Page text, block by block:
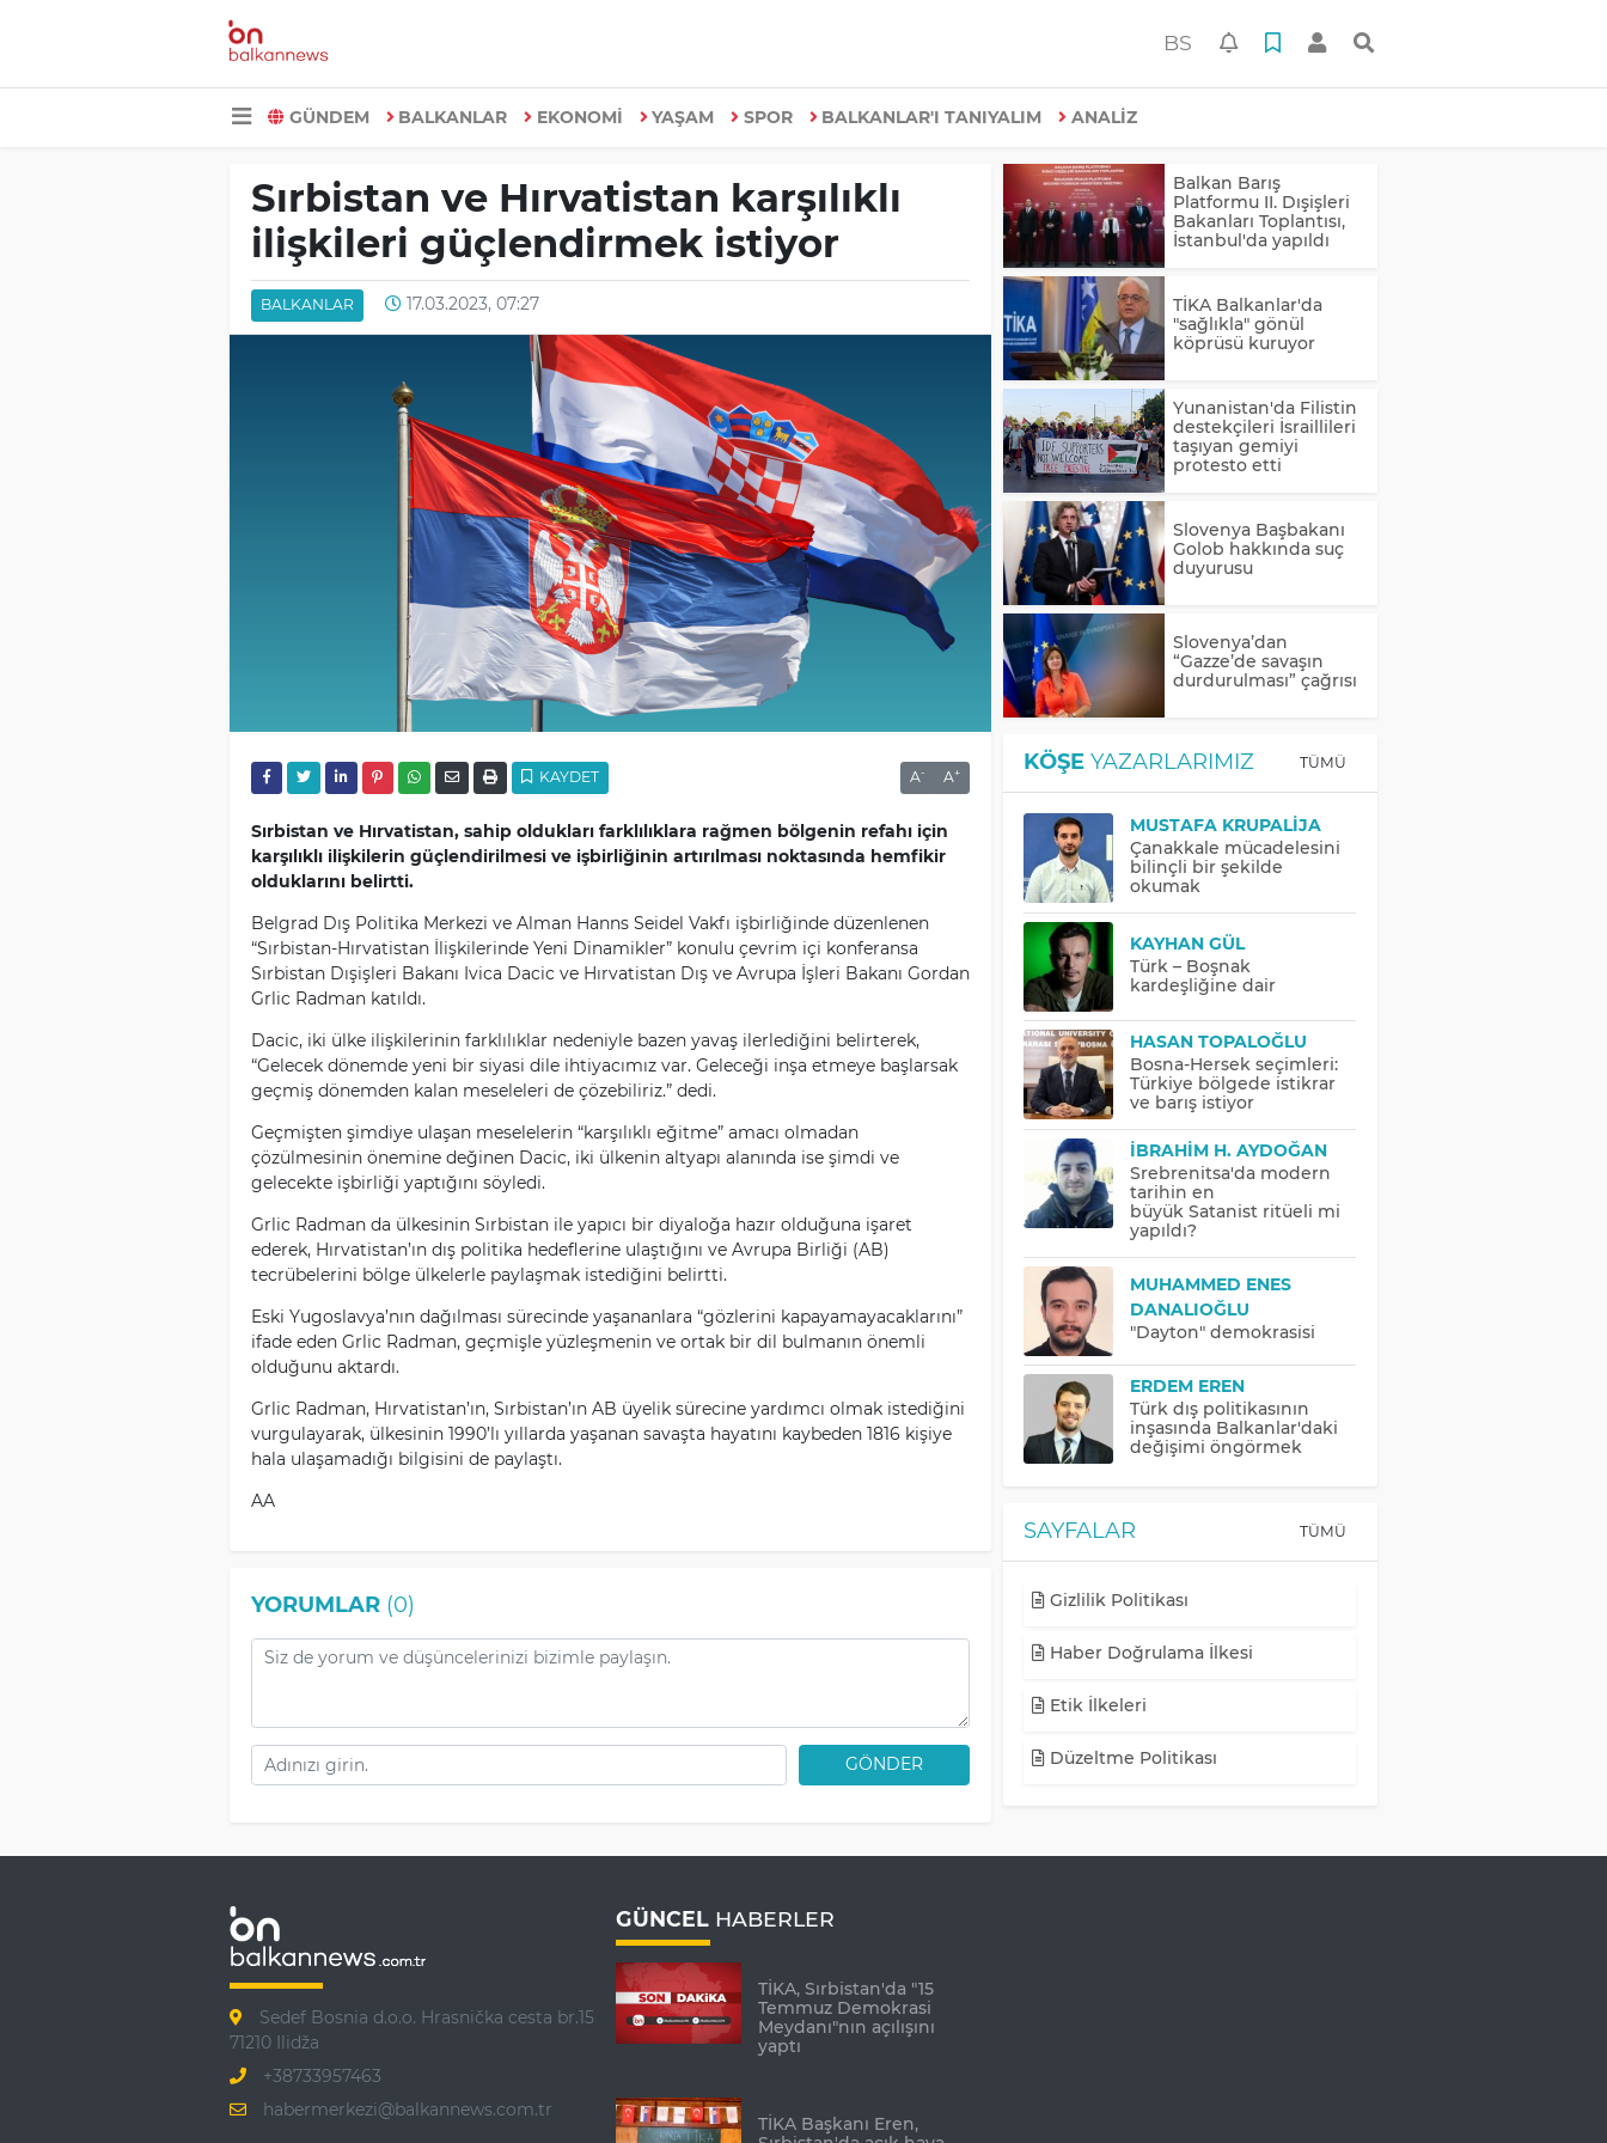
BS
GÜNDEM BALKANLAR EKONOMİ YAŞAM SPOR BALKANLAR'I TANIYALIM ANALİZ
Sırbistan ve Hırvatistan karşılıklı
ilişkileri güçlendirmek istiyor
BALKANLAR 17.03.2023, 07:27
KAYDET A- A+
Sırbistan ve Hırvatistan, sahip oldukları farklılıklara rağmen bölgenin refahı için
karşılıklı ilişkilerin güçlendirilmesi ve işbirliğinin artırılması noktasında hemfikir
olduklarını belirtti.
Belgrad Dış Politika Merkezi ve Alman Hanns Seidel Vakfı işbirliğinde düzenlenen
“Sırbistan-Hırvatistan İlişkilerinde Yeni Dinamikler” konulu çevrim içi konferansa
Sırbistan Dışişleri Bakanı Ivica Dacic ve Hırvatistan Dış ve Avrupa İşleri Bakanı Gordan
Grlic Radman katıldı.
Dacic, iki ülke ilişkilerinin farklılıklar nedeniyle bazen yavaş ilerlediğini belirterek,
“Gelecek dönemde yeni bir siyasi dile ihtiyacımız var. Geleceği inşa etmeye başlarsak
geçmiş dönemden kalan meseleleri de çözebiliriz.” dedi.
Geçmişten şimdiye ulaşan meselelerin “karşılıklı eğitme” amacı olmadan
çözülmesinin önemine değinen Dacic, iki ülkenin altyapı alanında ise şimdi ve
gelecekte işbirliği yaptığını söyledi.
Grlic Radman da ülkesinin Sırbistan ile yapıcı bir diyaloğa hazır olduğuna işaret
ederek, Hırvatistan’ın dış politika hedeflerine ulaştığını ve Avrupa Birliği (AB)
tecrübelerini bölge ülkelerle paylaşmak istediğini belirtti.
Eski Yugoslavya’nın dağılması sürecinde yaşananlara “gözlerini kapayamayacaklarını”
ifade eden Grlic Radman, geçmişle yüzleşmenin ve ortak bir dil bulmanın önemli
olduğunu aktardı.
Grlic Radman, Hırvatistan’ın, Sırbistan’ın AB üyelik sürecine yardımcı olmak istediğini
vurgulayarak, ülkesinin 1990’lı yıllarda yaşanan savaşta hayatını kaybeden 1816 kişiye
hala ulaşamadığı bilgisini de paylaştı.
AA
YORUMLAR(0)
GÖNDER
Balkan Barış
Platformu II. Dışişleri
Bakanları Toplantısı,
İstanbul'da yapıldı
TİKA Balkanlar'da
"sağlıkla" gönül
köprüsü kuruyor
Yunanistan'da Filistin
destekçileri İsraillileri
taşıyan gemiyi
protesto etti
Slovenya Başbakanı
Golob hakkında suç
duyurusu
Slovenya’dan
“Gazze’de savaşın
durdurulması” çağrısı
KÖŞE YAZARLARIMIZ TÜMÜ
MUSTAFA KRUPALIJA
Çanakkale mücadelesini
bilinçli bir şekilde
okumak
KAYHAN GÜL
Türk – Boşnak
kardeşliğine dair
HASAN TOPALOĞLU
Bosna-Hersek seçimleri:
Türkiye bölgede istikrar
ve barış istiyor
İBRAHIM H. AYDOĞAN
Srebrenitsa'da modern
tarihin en
büyük Satanist ritüeli mi
yapıldı?
MUHAMMED ENES
DANALIOĞLU
"Dayton" demokrasisi
ERDEM EREN
Türk dış politikasının
inşasında Balkanlar'daki
değişimi öngörmek
SAYFALAR TÜMÜ
Gizlilik Politikası
Haber Doğrulama İlkesi
Etik İlkeleri
Düzeltme Politikası
Sedef Bosnia d.o.o. Hrasnička cesta br.15
71210 Ilidža
+38733957463
habermerkezi@balkannews.com.tr
GÜNCEL HABERLER
TİKA, Sırbistan'da "15
Temmuz Demokrasi
Meydanı"nın açılışını
yaptı
TİKA Başkanı Eren,